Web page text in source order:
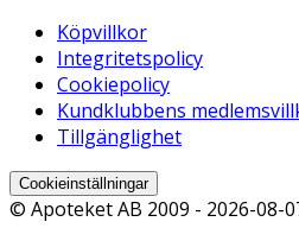
Köpvillkor
Integritetspolicy
Cookiepolicy
Kundklubbens
Tillgänglighet
Cookieinställningar
© Apoteket AB 2009 - 2026-08-